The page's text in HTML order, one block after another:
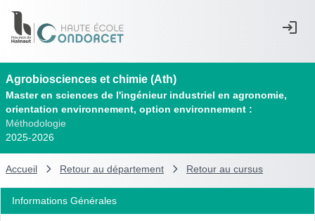
Agrobiosciences et chimie (Ath)
Master en sciences de l'ingénieur industriel en agronomie,
orientation environnement, option environnement :
Méthodologie
2025-2026
Accueil Retour au département Retour au cursus
Informations Générales